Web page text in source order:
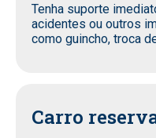
Tenha suporte
acidentes ou outros
como guincho, troca
Carro